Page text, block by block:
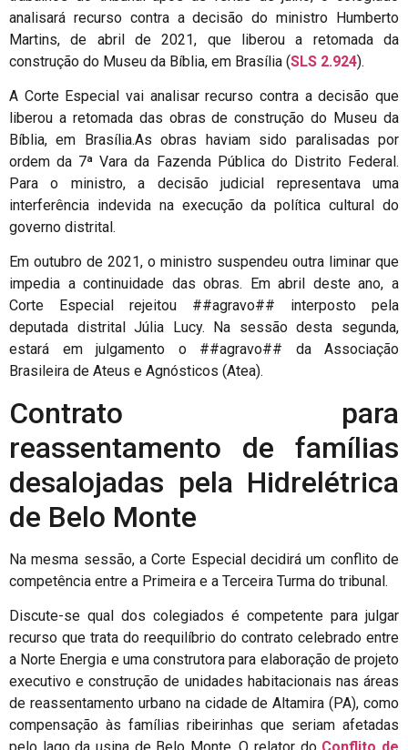
analisará recurso contra a decisão do ministro Humberto
Martins, de abril de 2021, que liberou a retomada da
construção do Museu da Bíblia, em Brasília (SLS 2.924).
A Corte Especial vai analisar recurso contra a decisão que
liberou a retomada das obras de construção do Museu da
Bíblia, em Brasília.As obras haviam sido paralisadas por
ordem da 7ª Vara da Fazenda Pública do Distrito Federal.
Para o ministro, a decisão judicial representava uma
interferência indevida na execução da política cultural do
governo distrital.
Em outubro de 2021, o ministro suspendeu outra liminar que
impedia a continuidade das obras. Em abril deste ano, a
Corte Especial rejeitou ##agravo## interposto pela
deputada distrital Júlia Lucy. Na sessão desta segunda,
estará em julgamento o ##agravo## da Associação
Brasileira de Ateus e Agnósticos (Atea).
Contrato para
reassentamento de famílias
desalojadas pela Hidrelétrica
de Belo Monte
Na mesma sessão, a Corte Especial decidirá um conflito de
competência entre a Primeira e a Terceira Turma do tribunal.
Discute-se qual dos colegiados é competente para julgar
recurso que trata do reequilíbrio do contrato celebrado entre
a Norte Energia e uma construtora para elaboração de projeto
executivo e construção de unidades habitacionais nas áreas
de reassentamento urbano na cidade de Altamira (PA), como
compensação às famílias ribeirinhas que seriam afetadas